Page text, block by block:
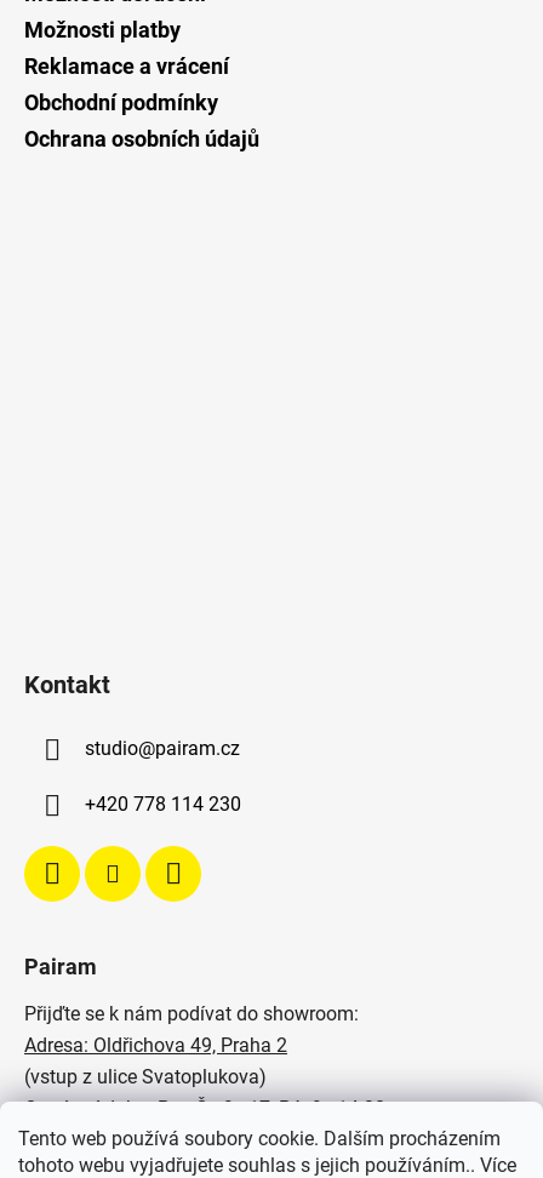
Tento web používá soubory cookie. Dalším procházením
tohoto webu vyjadřujete souhlas s jejich používáním.. Více
Možnosti platby
Reklamace a vrácení
Obchodní podmínky
Ochrana osobních údajů
Kontakt
studio@pairam.cz
+420 778 114 230
Pairam
Přijďte se k nám podívat do showroom:
Adresa: Oldřichova 49, Praha 2
(vstup z ulice Svatoplukova)
Otevírací doba: Po - Čt: 9 - 17, Pá: 9 - 14:30
Podívejte se na naše realizace: